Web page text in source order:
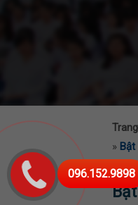
096.152.9898
»